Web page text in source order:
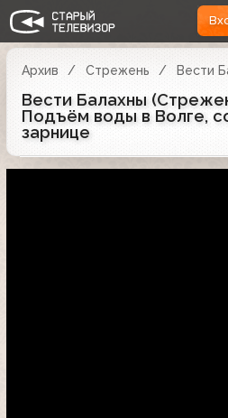
Архив Стрежень Вести
Вести Балахны
Подъём воды в Волге,
зарнице